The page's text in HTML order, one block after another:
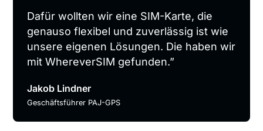
Dafür wollten wir eine SIM-Karte, die
genauso flexibel und zuverlässig ist wie
unsere eigenen Lösungen. Die haben wir
mit WhereverSIM gefunden.”
Jakob Lindner
Geschäftsführer PAJ-GPS